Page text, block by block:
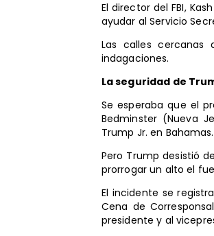
El director del FBI,
ayudar al Servicio
Las calles cercanas
indagaciones.
La seguridad de
Se esperaba que el
Bedminster (Nueva
Trump Jr. en Bahamas.
Pero Trump desistió
prorrogar un alto el
El incidente se
Cena de
presidente y al